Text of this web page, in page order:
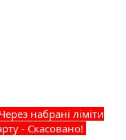
Через набрані ліміти
- Скасовано!